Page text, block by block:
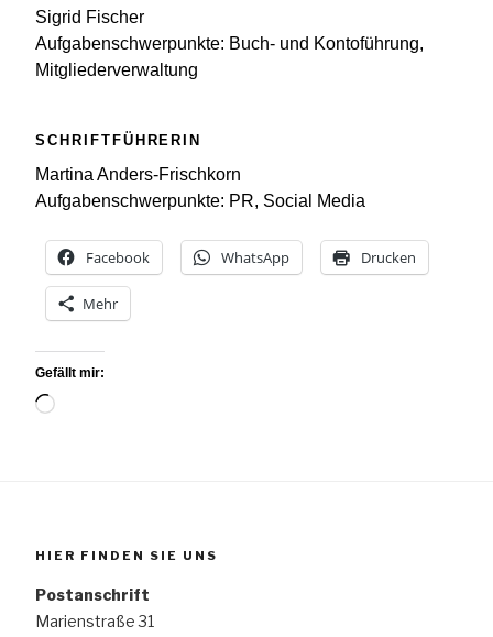
Sigrid Fischer
Aufgabenschwerpunkte: Buch- und Kontoführung,
Mitgliederverwaltung
SCHRIFTFÜHRERIN
Martina Anders-Frischkorn
Aufgabenschwerpunkte: PR, Social Media
Facebook WhatsApp Drucken
Mehr
Gefällt mir:
Wird
HIER FINDEN SIE UNS
Postanschrift
Marienstraße 31